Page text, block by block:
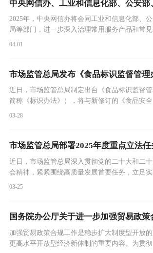
2025年，中央网信办将会同工业和信息化部、
局等部门，进一步深入治理常用服务产品和常
违法违规收集使用个人信息典型问题，切实维护
04-01
市场监管总局发布《食品标识监督管理
近日，市场监管总局制定出台《食品标识监督
简称《标识办法》），将与新修订的《食品安
食品标签通则》（GB 7718—2025）同步实施。
03-28
市场监管总局部署2025年度重点立法任
近日，市场监管总局深入贯彻党的二十大和二
会精神，紧紧围绕高质量发展首要任务，立足实
题导向，对2025年度重点立法任务作出部署。
03-25
国务院办公厅关于进一步加强贸易政
加强贸易政策合规工作是稳步扩大制度型开放
更高水平开放型经济新体制的重要内容。为贯彻